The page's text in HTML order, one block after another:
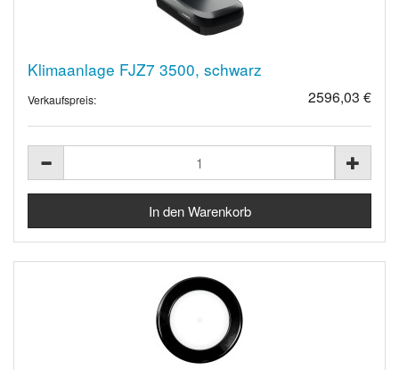
Klimaanlage FJZ7 3500, schwarz
Verkaufspreis: 2596,03 €